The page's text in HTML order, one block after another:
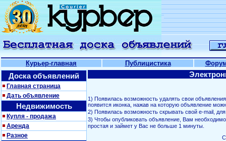
Курьер-главная Публицистика
Доска объявлений
Главная страница
Дать объявление
Недвижимость
Купля - продажа
Аренда
Разное
1) Появилась возможность удалять свои
появится иконка, нажав на которую объявление
2) Появилась возможность скрывать свой е-mail,
3) Чтобы опубликовать объявление, Вам
простая и займет у Вас не больше 1 минуты.